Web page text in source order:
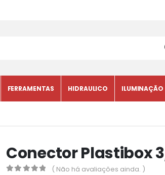
FERRAMENTAS HIDRAULICO ILUMINAÇÃO
Conector Plastibox
( Não há avaliações ainda. )